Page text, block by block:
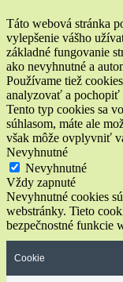
Táto webová stránka
vylepšenie vášho
základné fungovanie
ako nevyhnutné a
Používame tiež
analyzovať a pochopiť
Tento typ cookies sa
súhlasom, máte ale
však môže ovplyvniť
Nevyhnutné
Nevyhnutné
Vždy zapnuté
Nevyhnutné cookies
webstránky. Tieto
bezpečnostné funkcie
Cookie